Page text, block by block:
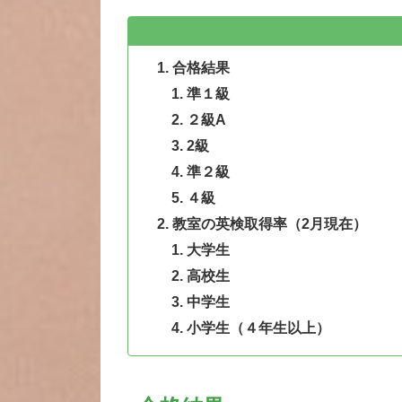
合格結果
準１級
２級A
2級
準２級
４級
教室の英検取得率（2月現在）
大学生
高校生
中学生
小学生（４年生以上）